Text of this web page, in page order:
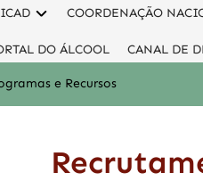
COORDENAÇÃO
DO ÁLCOOL CANAL DE
e Recursos